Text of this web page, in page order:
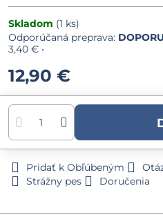
Skladom (1 ks)
3,40 € •
12,90 €
Pridať k Obľúbeným
Strážny pes
Doručenia